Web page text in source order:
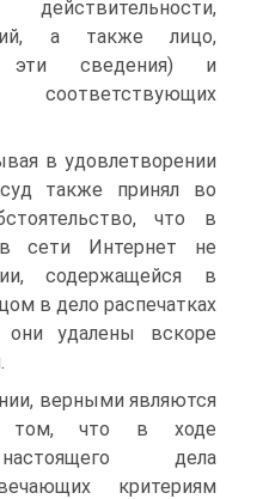
а также лицо,
эти сведения) и
в удовлетворении
также принял во
что в
сети Интернет не
содержащейся в
в дело распечатках
они удалены вскоре
верными являются
что в ходе
дела
критериям